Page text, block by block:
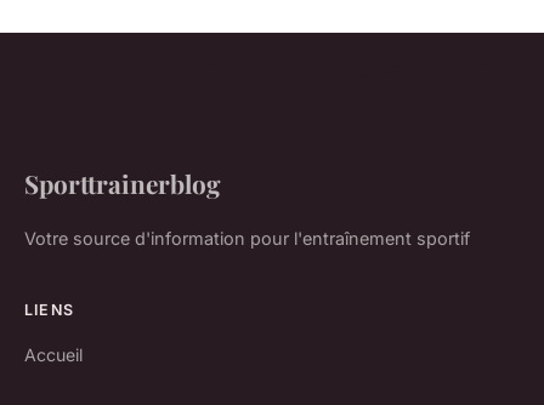
Sporttrainerblog
Votre source d'information pour l'entraînement sportif
LIENS
Accueil